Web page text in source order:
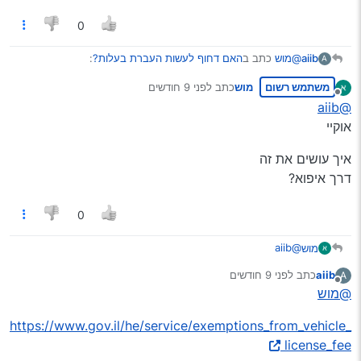
0
A
aiib@מוש כתב בהאם דחוף לעשות העברת בעלות?:
כך שקיבלתי לפני חודש בערך לשלם טסט של 1890
ואז לבקש החזר.
מנותק
משתמש רשום מושכתב לפני 9 חודשים
נערך לאחרונה על ידי
@aiib
אוקיי
איך עושים את זה
דרך איפוא?
0
מוש@aiib
איך עושים את זה
A
aiibכתב לפני 9 חודשים
נערך לאחרונה על ידי
@מוש
https://www.gov.il/he/service/exemptions_from_vehicle_
license_fee